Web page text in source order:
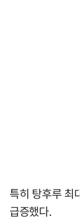
특히 탕후루 최
급증했다.